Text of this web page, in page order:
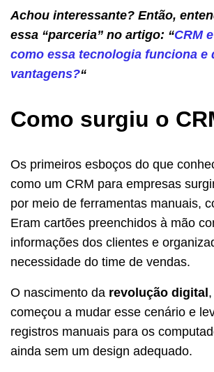
Achou interessante? Então,
essa “parceria” no artigo: “CRM
como essa tecnologia funciona e
vantagens?“
Como surgiu o
Os primeiros esboços do que
como um CRM para empresas
por meio de ferramentas manuais,
Eram cartões preenchidos à mão
informações dos clientes e
necessidade do time de vendas.
O nascimento da revolução digital
começou a mudar esse cenário e
registros manuais para os
ainda sem um design adequado.